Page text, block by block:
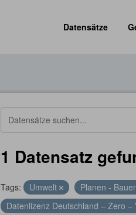
Datensätze
1 Datensatz
Tags: Umwelt Planen -
Datenlizenz Deutschland – Zero –